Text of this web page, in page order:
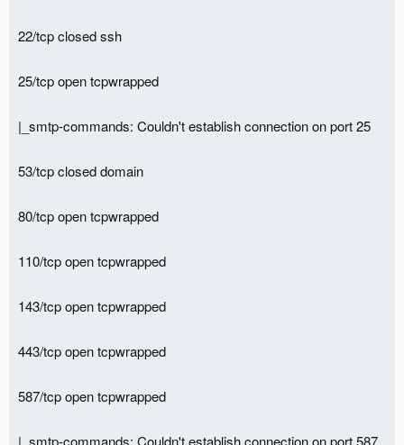
22/tcp closed ssh
25/tcp open tcpwrapped
|_smtp-commands: Couldn't establish connection on port 25
53/tcp closed domain
80/tcp open tcpwrapped
110/tcp open tcpwrapped
143/tcp open tcpwrapped
443/tcp open tcpwrapped
587/tcp open tcpwrapped
|_smtp-commands: Couldn't establish connection on port 587